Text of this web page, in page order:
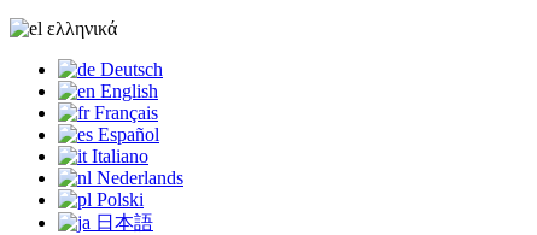
ελληνικά
Deutsch
English
Français
Español
Italiano
Nederlands
Polski
日本語